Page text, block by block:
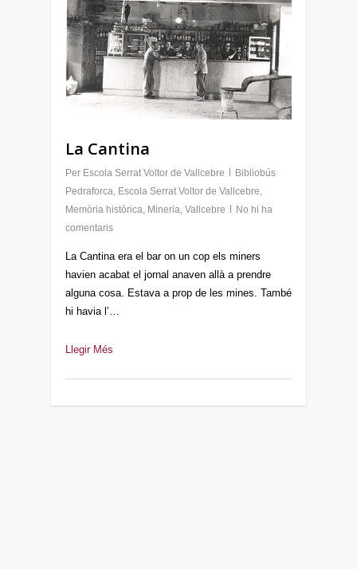
La Cantina
Per Escola Serrat Voltor de Vallcebre
Bibliobús
Pedraforca, Escola Serrat Voltor de Vallcebre,
Memòria històrica, Mineria, Vallcebre
No hi ha
comentaris
La Cantina era el bar on un cop els miners
havien acabat el jornal anaven allà a prendre
alguna cosa. Estava a prop de les mines. També
hi havia l’…
Llegir Més